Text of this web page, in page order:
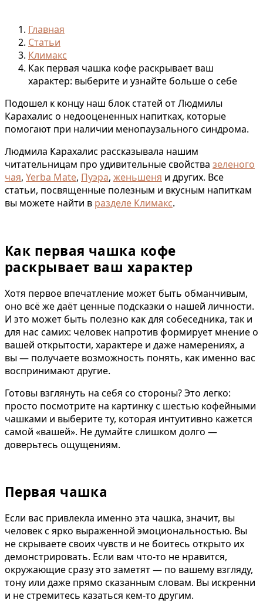
Главная
Статьи
Климакс
Как первая чашка кофе раскрывает ваш
характер: выберите и узнайте больше о себе
Подошел к концу наш блок статей от Людмилы
Карахалис о недооцененных напитках, которые
помогают при наличии менопаузального синдрома.
Людмила Карахалис рассказывала нашим
читательницам про удивительные свойства зеленого
чая, Yerba Mate, Пуэра, женьшеня и других. Все
статьи, посвященные полезным и вкусным напиткам
вы можете найти в разделе Климакс.
Как первая чашка кофе
раскрывает ваш характер
Хотя первое впечатление может быть обманчивым,
оно всё же даёт ценные подсказки о нашей личности.
И это может быть полезно как для собеседника, так и
для нас самих: человек напротив формирует мнение о
вашей открытости, характере и даже намерениях, а
вы — получаете возможность понять, как именно вас
воспринимают другие.
Готовы взглянуть на себя со стороны? Это легко:
просто посмотрите на картинку с шестью кофейными
чашками и выберите ту, которая интуитивно кажется
самой «вашей». Не думайте слишком долго —
доверьтесь ощущениям.
Первая чашка
Если вас привлекла именно эта чашка, значит, вы
человек с ярко выраженной эмоциональностью. Вы
не скрываете своих чувств и не боитесь открыто их
демонстрировать. Если вам что-то не нравится,
окружающие сразу это заметят — по вашему взгляду,
тону или даже прямо сказанным словам. Вы искренни
и не стремитесь казаться кем-то другим.